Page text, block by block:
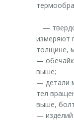
—
измеряют
толщине,
—
выше;
— детали
тел
выше,
— изделий